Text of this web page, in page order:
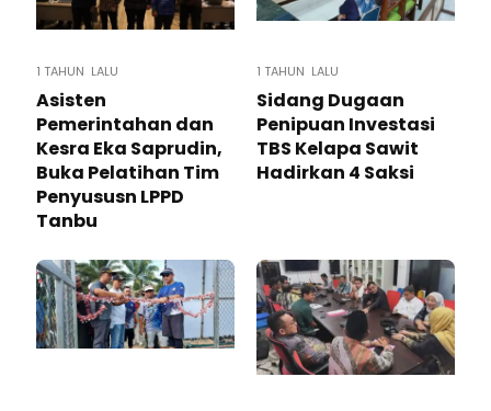
1 TAHUN LALU
Asisten
Pemerintahan dan
Kesra Eka Saprudin,
Buka Pelatihan Tim
Penyususn LPPD
Tanbu
1 TAHUN LALU
Sidang Dugaan
Penipuan Investasi
TBS Kelapa Sawit
Hadirkan 4 Saksi